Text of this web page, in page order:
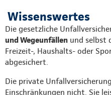
Wissenswertes
Die gesetzliche
und Wegeunfällen und selbst
Freizeit-, Haushalts- oder
abgesichert.
Die private
Einschränkungen nicht. Sie